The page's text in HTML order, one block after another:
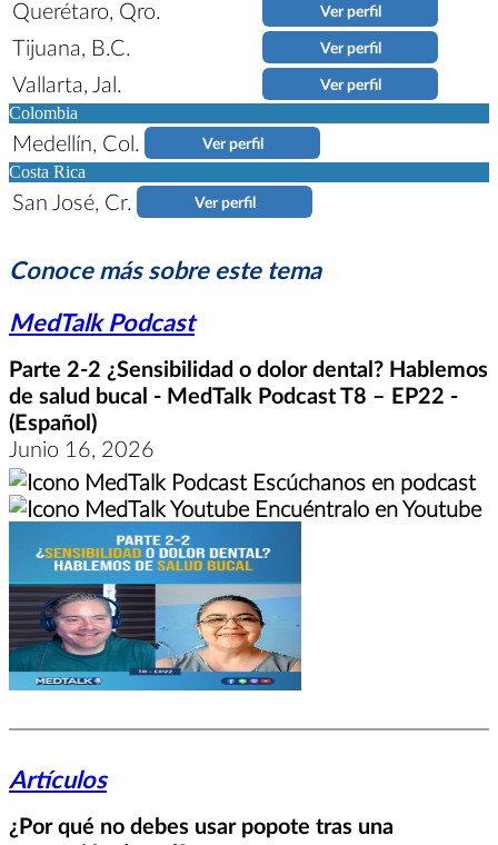
Querétaro, Qro. Ver perfil
Tijuana, B.C. Ver perfil
Vallarta, Jal.
Ver perfil
Colombia
Medellín, Col.
Ver perfil
Costa Rica
San José, Cr. Ver perfil
Conoce más sobre este tema
MedTalk Podcast
Parte 2-2 ¿Sensibilidad o dolor dental? Hablemos
de salud bucal - MedTalk Podcast T8 – EP22 -
(Español)
Junio 16, 2026
Escúchanos en podcast
Encuéntralo en Youtube
Artículos
¿Por qué no debes usar popote tras una